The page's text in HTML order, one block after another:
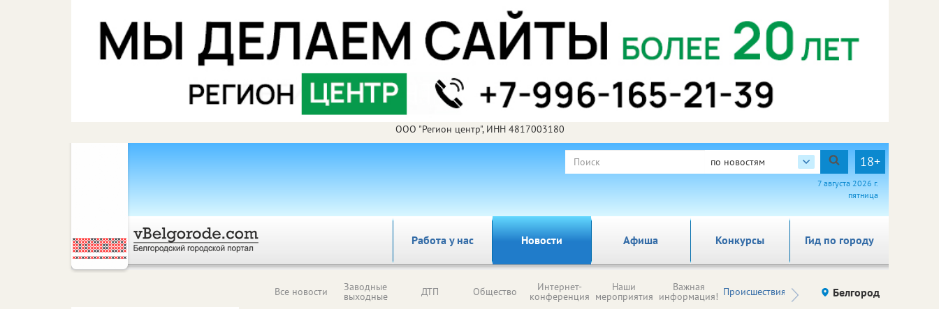
ООО "Регион центр", ИНН 4817003180
по новостям 18+
7 августа 2026 г.
пятница
Работа у нас Новости Афиша Гид по городу
Конкурсы
Все новости Заводные
выходные ДТП Общество Интернет-
конференция
Наши
мероприятия
Важная
информация! Происшествия Здоровье компаний (на
правах
Белгород